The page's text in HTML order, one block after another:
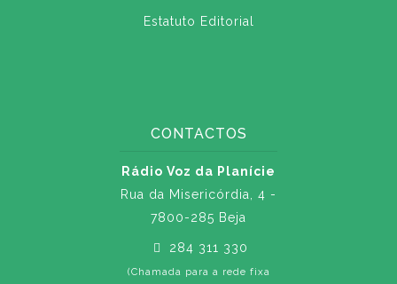
Estatuto Editorial
CONTACTOS
Rádio Voz da Planície
Rua da Misericórdia, 4 -
7800-285 Beja
284 311 330
(Chamada para a rede fixa